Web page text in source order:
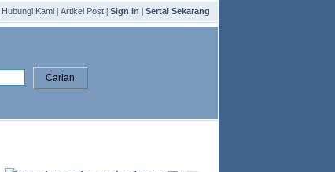
Hubungi Kami| Artikel Post| Sign In | Sertai Sekarang